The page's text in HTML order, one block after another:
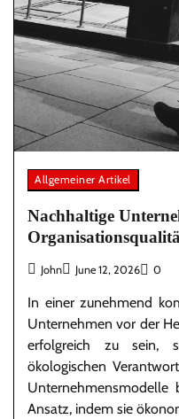
Allgemeiner Artikel
Nachhaltige
John June 12, 2026 0
In einer zunehmend
Unternehmen vor der
erfolgreich zu sein,
ökologischen
Unternehmensmodelle
Ansatz, indem sie